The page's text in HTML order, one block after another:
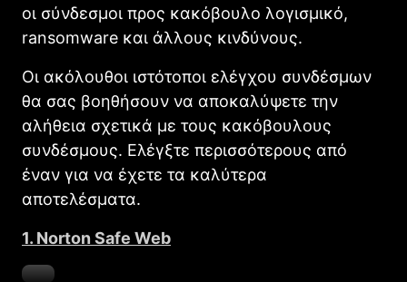
οι σύνδεσμοι προς κακόβουλο λογισμικό,
ransomware και άλλους κινδύνους.
Οι ακόλουθοι ιστότοποι ελέγχου συνδέσμων
θα σας βοηθήσουν να αποκαλύψετε την
αλήθεια σχετικά με τους κακόβουλους
συνδέσμους. Ελέγξτε περισσότερους από
έναν για να έχετε τα καλύτερα
αποτελέσματα.
1. Norton Safe Web